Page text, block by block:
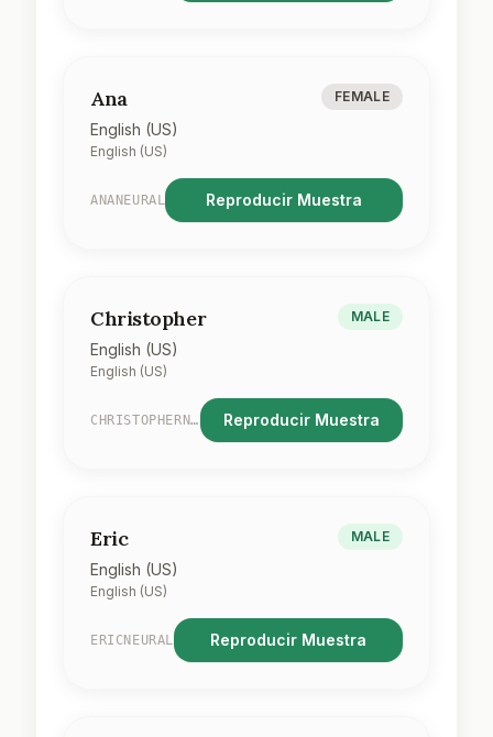
Ana
English (US)
English (US)
FEMALE
ANANEURAL Reproducir Muestra
Christopher
English (US)
English (US)
MALE
CHRISTOPHERNEURAL Reproducir Muestra
Eric
English (US)
English (US)
MALE
ERICNEURAL Reproducir Muestra